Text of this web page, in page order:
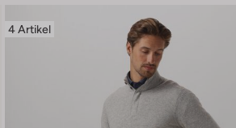
4 Artikel